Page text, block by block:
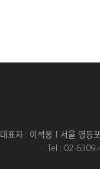
대표자 : 이석웅 I 서울 영등
Tel : 02-